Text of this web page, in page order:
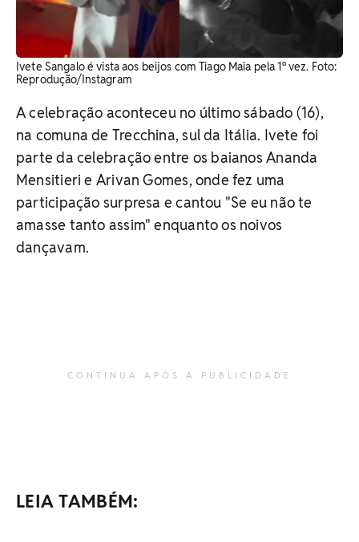
Ivete Sangalo é vista aos beijos com Tiago Maia pela 1ª vez. ​Foto:
Reprodução/Instagram
A celebração aconteceu no último sábado (16),
na comuna de Trecchina, sul da Itália. Ivete foi
parte da celebração entre os baianos Ananda
Mensitieri e Arivan Gomes, onde fez uma
participação surpresa e cantou "Se eu não te
amasse tanto assim" enquanto os noivos
dançavam.
CONTINUA APÓS A PUBLICIDADE
LEIA TAMBÉM: